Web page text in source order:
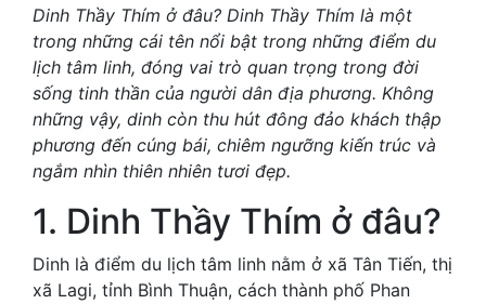
Dinh Thầy Thím ở đâu? Dinh Thầy Thím là một
trong những cái tên nổi bật trong những điểm du
lịch tâm linh, đóng vai trò quan trọng trong đời
sống tinh thần của người dân địa phương. Không
những vậy, dinh còn thu hút đông đảo khách thập
phương đến cúng bái, chiêm ngưỡng kiến trúc và
ngắm nhìn thiên nhiên tươi đẹp.
1. Dinh Thầy Thím ở đâu?
Dinh là điểm du lịch tâm linh nằm ở xã Tân Tiến, thị
xã Lagi, tỉnh Bình Thuận, cách thành phố Phan